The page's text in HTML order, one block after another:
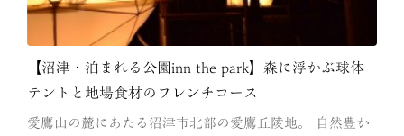
【沼津・泊まれる公園inn the park】森に浮かぶ球体
テントと地場食材のフレンチコース
愛鷹山の麓にあたる沼津市北部の愛鷹丘陵地。 自然豊か